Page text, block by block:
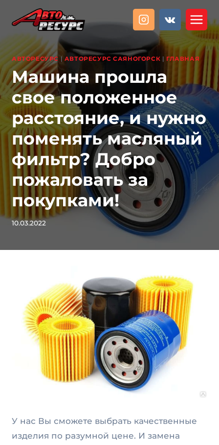
Перейти
содержанию
АВТОРЕСУРС | АВТОРЕСУРС САЯНОГОРСК | ГЛАВНАЯ
Машина прошла
свое положенное
расстояние, и нужно
поменять масляный
фильтр? Добро
пожаловать за
покупками!
10.03.2022
У нас Вы сможете выбрать качественные
изделия по разумной цене. И замена